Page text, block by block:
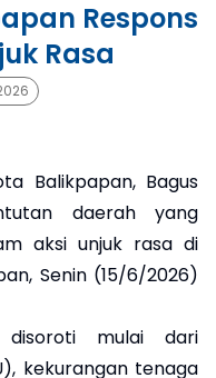
Respons
Rasa
Balikpapan, Bagus
daerah yang
aksi unjuk rasa di
Senin (15/6/2026)
disoroti mulai dari
kekurangan tenaga